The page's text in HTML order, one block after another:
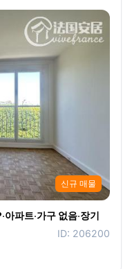
신규 매물
파트·가구 없음·장기
ID: 206200